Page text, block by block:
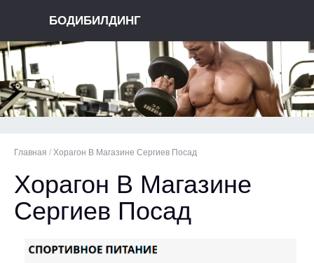
БОДИБИЛДИНГ
Главная / Хорагон В Магазине Сергиев Посад
Хорагон В Магазине
Сергиев Посад